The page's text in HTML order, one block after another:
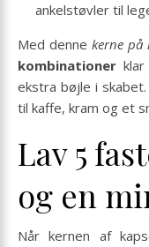
ankelstøvler til
Med dennekerne på
kombinationer
ekstra bøjle i
til kaffe, kram og et
Lav 5
og en
Når kernen af